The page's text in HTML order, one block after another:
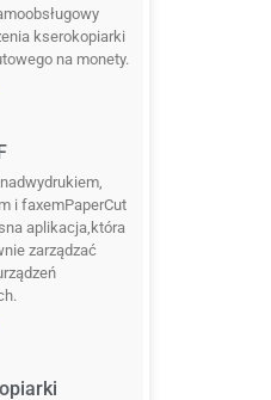
kserokopiarki
na monety.
i faxemPaperCut
aplikacja,która
zarządzać